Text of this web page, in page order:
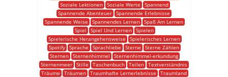
Soziale Lektionen
Soziale Werte
Spannend
Spannende Abenteuer Spannende Erlebnisse
Spannende Weise
Spannendes Lernen Spaß Am Lernen
Spiel
Spiel Und Lernen
Spielen
Spielerische Herangehensweise
Spielerisches Lernen
Spotify Sprache Sprachliebe Sterne
Sterne Zählen
Sternen Sternenhimmel
Sternenhimmel-erkundung
Sternenmeer Stille Taschenbuch Teilen Textverständnis
Träume
Träumen Traumhafte Lernerlebnisse
Traumland